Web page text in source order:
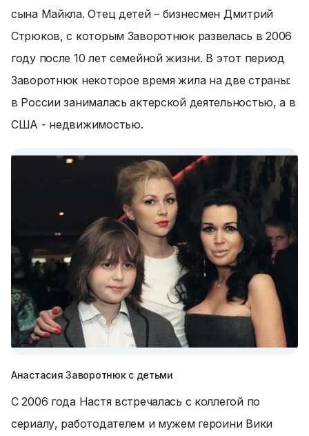
сына Майкла. Отец детей – бизнесмен Дмитрий
Стрюков, с которым Заворотнюк развелась в 2006
году после 10 лет семейной жизни. В этот период
Заворотнюк некоторое время жила на две страны:
в России занималась актерской деятельностью, а в
США - недвижимостью.
Анастасия Заворотнюк с детьми
С 2006 года Настя встречалась с коллегой по
сериалу, работодателем и мужем героини Вики